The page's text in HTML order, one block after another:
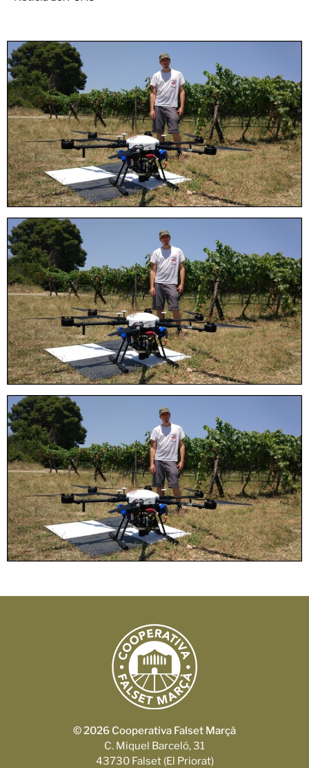
© 2026 Cooperativa Falset Marçà
C. Miquel Barceló, 31
43730 Falset (El Priorat)